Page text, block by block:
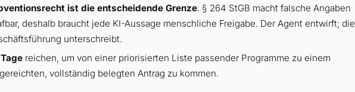
ist die entscheidende Grenze. § 264 StGB macht falsche Angaben
deshalb braucht jede KI-Aussage menschliche Freigabe. Der Agent entwirft; die
unterschreibt.
reichen, um von einer priorisierten Liste passender Programme zu einem
vollständig belegten Antrag zu kommen.